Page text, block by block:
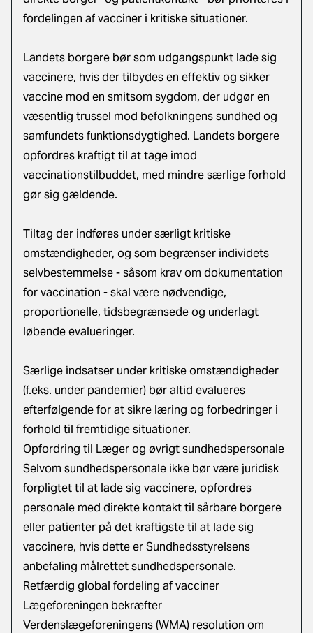
fordelingen af vacciner i kritiske situationer.
Landets borgere bør som udgangspunkt lade sig
vaccinere, hvis der tilbydes en effektiv og sikker
vaccine mod en smitsom sygdom, der udgør en
væsentlig trussel mod befolkningens sundhed og
samfundets funktionsdygtighed. Landets borgere
opfordres kraftigt til at tage imod
vaccinationstilbuddet, med mindre særlige forhold
gør sig gældende.
Tiltag der indføres under særligt kritiske
omstændigheder, og som begrænser individets
selvbestemmelse - såsom krav om dokumentation
for vaccination - skal være nødvendige,
proportionelle, tidsbegrænsede og underlagt
løbende evalueringer.
Særlige indsatser under kritiske omstændigheder
(f.eks. under pandemier) bør altid evalueres
efterfølgende for at sikre læring og forbedringer i
forhold til fremtidige situationer.
Opfordring til Læger og øvrigt sundhedspersonale
Selvom sundhedspersonale ikke bør være juridisk
forpligtet til at lade sig vaccinere, opfordres
personale med direkte kontakt til sårbare borgere
eller patienter på det kraftigste til at lade sig
vaccinere, hvis dette er Sundhedsstyrelsens
anbefaling målrettet sundhedspersonale.
Retfærdig global fordeling af vacciner
Lægeforeningen bekræfter
Verdenslægeforeningens (WMA) resolution om